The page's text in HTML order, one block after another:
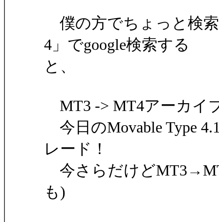
僕の方でちょっと検
4」でgoogle検索する
と、
MT3 -> MT4アーカイ
今日のMovable Type
レード！
今さらだけど
も)